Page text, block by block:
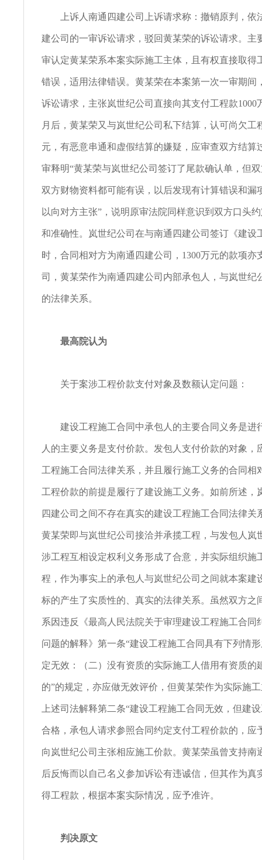
上诉人南通四建公司上诉请求称：撤销原判，依
建公司的一审诉讼请求，驳回黄某荣的诉讼请求。主
审认定黄某荣系本案实际施工主体，且有权直接取得
错误，适用法律错误。黄某荣在本案第一次一审期间
诉讼请求，主张岚世纪公司直接向其支付工程款1000
月后，黄某荣又与岚世纪公司私下结算，认可尚欠工
元，有恶意串通和虚假结算的嫌疑，应审查双方结算
审释明“黄某荣与岚世纪公司签订了尾款确认单，但
双方财物资料都可能有误，以后发现有计算错误和漏
以向对方主张”，说明原审法院同样意识到双方口头
和准确性。岚世纪公司在与南通四建公司签订《建设
时，合同相对方为南通四建公司，1300万元的款项亦
司，黄某荣作为南通四建公司内部承包人，与岚世纪
的法律关系。
最高院认为
关于案涉工程价款支付对象及数额认定问题：
建设工程施工合同中承包人的主要合同义务是进
人的主要义务是支付价款。发包人支付价款的对象，
工程施工合同法律关系，并且履行施工义务的合同相
工程价款的前提是履行了建设施工义务。如前所述，
四建公司之间不存在真实的建设工程施工合同法律关
黄某荣即与岚世纪公司接洽并承揽工程，与发包人岚
涉工程互相设定权利义务形成了合意，并实际组织施
程，作为事实上的承包人与岚世纪公司之间就本案建
标的产生了实质性的、真实的法律关系。虽然双方之
系因违反《最高人民法院关于审理建设工程施工合同
问题的解释》第一条“建设工程施工合同具有下列情
定无效：（二）没有资质的实际施工人借用有资质的
的”的规定，亦应做无效评价，但黄某荣作为实际施
上述司法解释第二条“建设工程施工合同无效，但建
合格，承包人请求参照合同约定支付工程价款的，应
向岚世纪公司主张相应施工价款。黄某荣虽曾支持南
后反悔而以自己名义参加诉讼有违诚信，但其作为真
得工程款，根据本案实际情况，应予准许。
判决原文